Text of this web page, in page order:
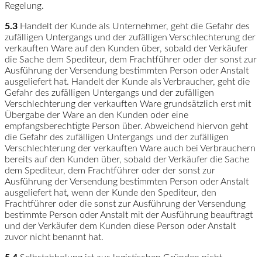
Regelung.
5.3 Handelt der Kunde als Unternehmer, geht die Gefahr des
zufälligen Untergangs und der zufälligen Verschlechterung der
verkauften Ware auf den Kunden über, sobald der Verkäufer
die Sache dem Spediteur, dem Frachtführer oder der sonst zur
Ausführung der Versendung bestimmten Person oder Anstalt
ausgeliefert hat. Handelt der Kunde als Verbraucher, geht die
Gefahr des zufälligen Untergangs und der zufälligen
Verschlechterung der verkauften Ware grundsätzlich erst mit
Übergabe der Ware an den Kunden oder eine
empfangsberechtigte Person über. Abweichend hiervon geht
die Gefahr des zufälligen Untergangs und der zufälligen
Verschlechterung der verkauften Ware auch bei Verbrauchern
bereits auf den Kunden über, sobald der Verkäufer die Sache
dem Spediteur, dem Frachtführer oder der sonst zur
Ausführung der Versendung bestimmten Person oder Anstalt
ausgeliefert hat, wenn der Kunde den Spediteur, den
Frachtführer oder die sonst zur Ausführung der Versendung
bestimmte Person oder Anstalt mit der Ausführung beauftragt
und der Verkäufer dem Kunden diese Person oder Anstalt
zuvor nicht benannt hat.